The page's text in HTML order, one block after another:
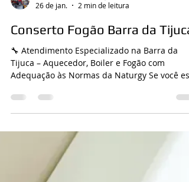
26 de jan.
2 min de leitura
Conserto Fogão Barra da Tijuca
🔧 Atendimento Especializado na Barra da
Adequação às Normas da Naturgy Se você está
na Barra da Tijuca ou arredores e precisa de
boilers a gás e fogões, a Reparos Carioca
Aquecedores é a solução ideal para serviços
com qualidade, segurança e rapidez. --- 📍
Áreas Atendidas: Atendemos Barra da Tijuca,